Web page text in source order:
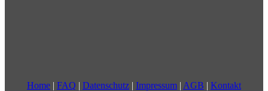
Home | FAQ | Datenschutz | Impressum | AGB | Kontakt